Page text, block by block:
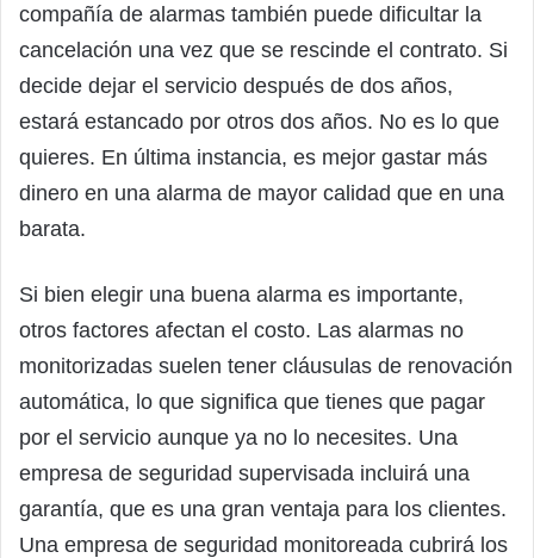
compañía de alarmas también puede dificultar la
cancelación una vez que se rescinde el contrato. Si
decide dejar el servicio después de dos años,
estará estancado por otros dos años. No es lo que
quieres. En última instancia, es mejor gastar más
dinero en una alarma de mayor calidad que en una
barata.
Si bien elegir una buena alarma es importante,
otros factores afectan el costo. Las alarmas no
monitorizadas suelen tener cláusulas de renovación
automática, lo que significa que tienes que pagar
por el servicio aunque ya no lo necesites. Una
empresa de seguridad supervisada incluirá una
garantía, que es una gran ventaja para los clientes.
Una empresa de seguridad monitoreada cubrirá los